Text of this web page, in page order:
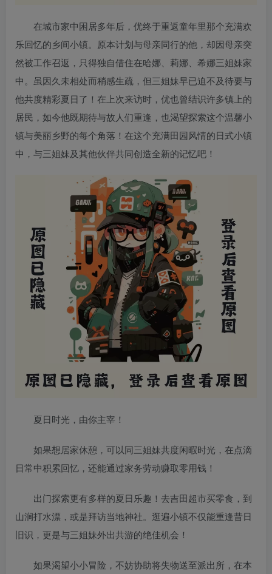
在城市家中困居多年后，优终于重返童年里那个充满欢
乐回忆的乡间小镇。原本计划与母亲同行的他，却因母亲突
然被工作召返，只得独自借住在哈娜、莉娜、希娜三姐妹家
中。虽因久未相处而稍感生疏，但三姐妹早已迫不及待要与
他共度精彩夏日了！在上次来访时，优也曾结识许多镇上的
居民，如今他既期待与故人们重逢，也渴望探索这个温馨小
镇与美丽乡野的每个角落！在这个充满田园风情的日式小镇
中，与三姐妹及其他伙伴共同创造全新的记忆吧！
夏日时光，由你主宰！
如果想居家休憩，可以同三姐妹共度闲暇时光，在点滴
日常中积累回忆，还能通过家务劳动赚取零用钱！
出门探索更有多样的夏日乐趣！去吉田超市买零食，到
山涧打水漂，或是拜访当地神社。逛遍小镇不仅能重逢昔日
旧识，更是与三姐妹外出共游的绝佳机会！
如果渴望小小冒险，不妨协助将失物送至派出所，在本